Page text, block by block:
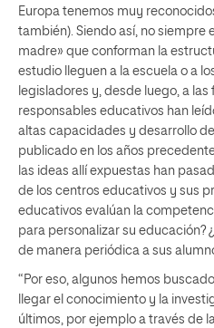
Europa tenemos muy
también). Siendo así, no siempre
madre» que conforman la
estudio lleguen a la escuela o a
legisladores y, desde luego, a
responsables educativos han
altas capacidades y desarrollo
publicado en los años
las ideas allí expuestas han
de los centros educativos y sus
educativos evalúan la
para personalizar su educación?
de manera periódica a sus
“Por eso, algunos hemos
llegar el conocimiento y la
últimos, por ejemplo a través de